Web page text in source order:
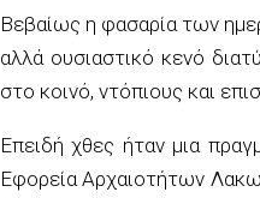
Βεβαίως η φασαρία των
αλλά ουσιαστικό κενό
στο κοινό, ντόπιους και
Επειδή χθες ήταν μια
Εφορεία Αρχαιοτήτων